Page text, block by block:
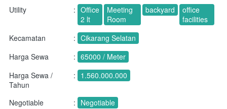
Utility
: Office
2 lt
Meeting
Room
backyard
office
facilities
Kecamatan
: Cikarang Selatan
Harga Sewa
: 65000 / Meter
Harga Sewa /
Tahun
: 1.560.000.000
Negotiable : Negotiable